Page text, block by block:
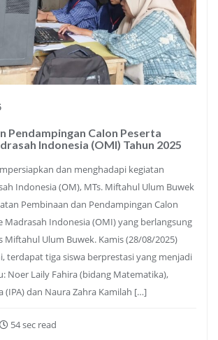
Pendampingan Calon Peserta
Indonesia (OMI) Tahun 2025
dan menghadapi kegiatan
Indonesia (OM), MTs. Miftahul Ulum Buwek
Pembinaan dan Pendampingan Calon
Madrasah Indonesia (OMI) yang berlangsung
Miftahul Ulum Buwek. Kamis (28/08/2025)
terdapat tiga siswa berprestasi yang menjadi
Noer Laily Fahira (bidang Matematika),
(IPA) dan Naura Zahra Kamilah […]
54 sec read